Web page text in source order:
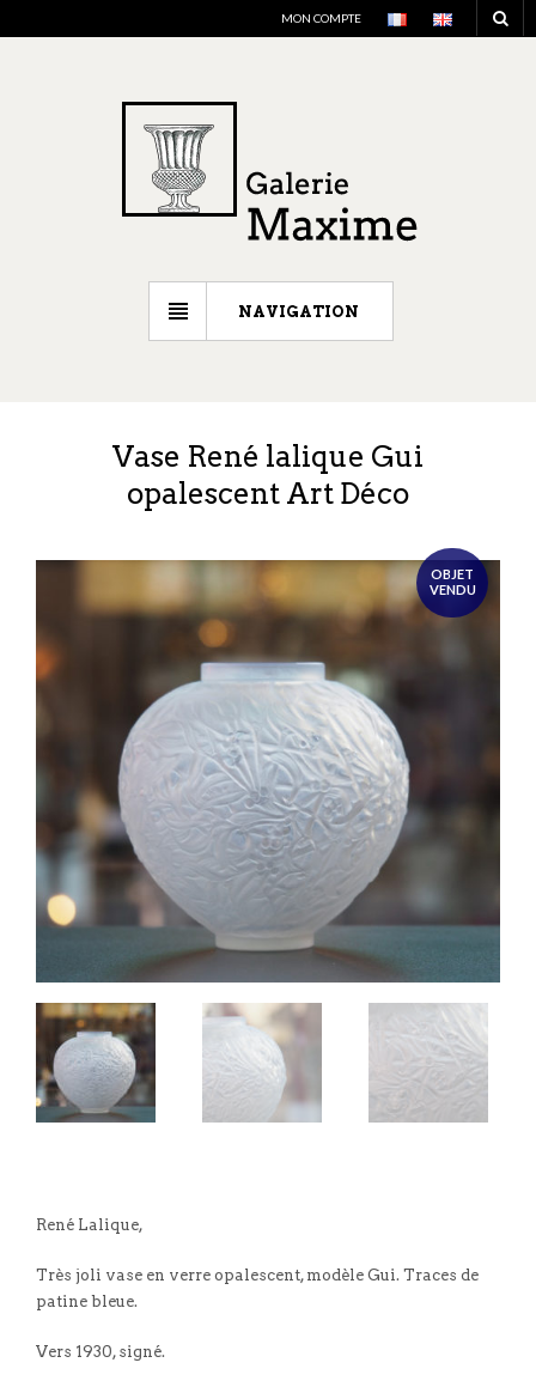
MON COMPTE
NAVIGATION
Vase René lalique Gui
opalescent Art Déco
OBJET
VENDU
René Lalique,
Très joli vase en verre opalescent, modèle Gui. Traces de
patine bleue.
Vers 1930, signé.